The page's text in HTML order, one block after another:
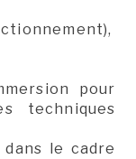
pour
techniques
le cadre